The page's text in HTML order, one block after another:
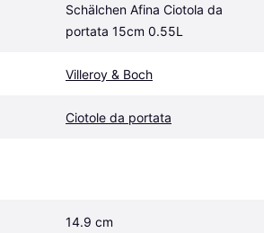
Schälchen Afina Ciotola da
portata 15cm 0.55L
Villeroy & Boch
Ciotole da portata
14.9 cm